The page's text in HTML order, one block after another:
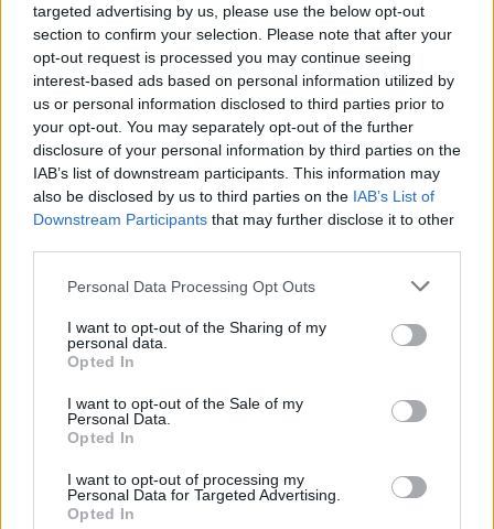
targeted advertising by us, please use the below opt-out
section to confirm your selection. Please note that after your
opt-out request is processed you may continue seeing
interest-based ads based on personal information utilized by
us or personal information disclosed to third parties prior to
your opt-out. You may separately opt-out of the further
disclosure of your personal information by third parties on the
IAB’s list of downstream participants. This information may
also be disclosed by us to third parties on the IAB’s List of
Downstream Participants that may further disclose it to other
Personal Data Processing Opt Outs
I want to opt-out of the Sharing of my
personal data.
Opted In
I want to opt-out of the Sale of my
Personal Data.
Opted In
I want to opt-out of processing my
Personal Data for Targeted Advertising.
Opted In
toivottaa uskomattomat pelaajat, valmentajat, henkilökunnan
ja heidän perheensä Utahiin. Tämä on hieno päivä Utahille,
jääkiekolle sekä perinnölle, joka jättää jäljen myös tuleviin
sukupolviin, Smithit totesivat tiedotteessa.
Lue myös:Uskomaton suoritus! – Dallasin Jake Oettinger
nappasi tyynesti yhden kauden hienoimmista torjunnoista
Edellinen artikkeli
Yle: Erik Haula ei saavu MM-
kisoihin – Mikael Granlund
harkitsee vakavasti Leijonien
vahvistamista
Seuraava artikkeli